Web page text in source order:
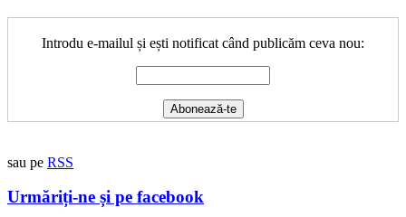
Introdu e-mailul și ești notificat când publicăm ceva nou:
sau pe RSS
Urmăriți-ne și pe facebook